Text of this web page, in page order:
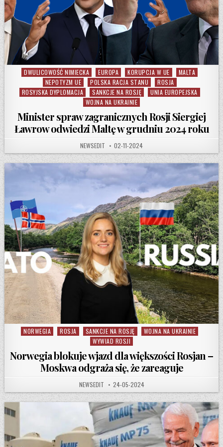
Posted in
DWULICOWOŚĆ NIMIECKA EUROPA KORUPCJA W UE
MALTA
NEPOTYZM UE
POLSKA RACJA STANU
ROSJA
ROSYJSKA DYPLOMACJA
SANKCJE NA ROSJĘ
UNIA EUROPEJSKA
WOJNA NA UKRAINIE
Minister spraw zagranicznych Rosji Siergiej
Ławrow odwiedzi Maltę w grudniu 2024 roku
AUTHOR:
NEWSEDIT PUBLISHED DATE:
02-11-2024
Posted in
NORWEGIA ROSJA SANKCJE NA ROSJĘ
WOJNA NA UKRAINIE
WYWIAD ROSJI
Norwegia blokuje wjazd dla większości Rosjan –
Moskwa odgraża się, że zareaguje
AUTHOR:
NEWSEDIT PUBLISHED DATE:
24-05-2024